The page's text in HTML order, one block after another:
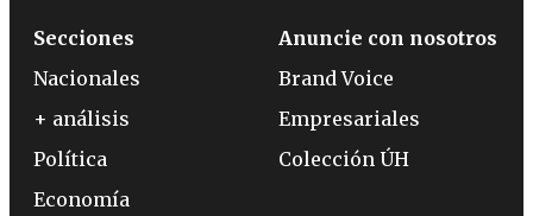
Secciones
Nacionales
+ análisis
Política
Economía
Anuncie con nosotros
Brand Voice
Empresariales
Colección ÚH